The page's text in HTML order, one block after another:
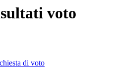
voto
di voto